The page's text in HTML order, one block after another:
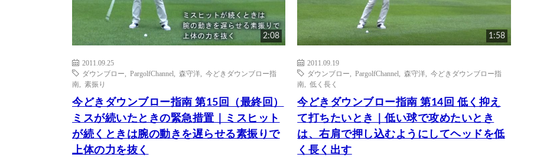
2:08
2011.09.25
ダウンブロー
PargolfChannel 森守洋
今どきダウンブロー指
南
素振り
今どきダウンブロー指南 第15回（最終回）
ミスが続いたときの緊急措置｜ミスヒット
が続くときは腕の動きを遅らせる素振りで
上体の力を抜く
1:58
2011.09.19
ダウンブロー
,PargolfChannel ,森守洋 ,今どきダウンブロー指
南 ,低く長く
今どきダウンブロー指南 第14回 低く抑え
て打ちたいとき｜低い球で攻めたいとき
は、右肩で押し込むようにしてヘッドを低
く長く出す